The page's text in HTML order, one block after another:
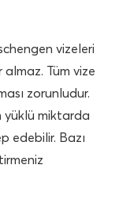
vizeleri
Tüm vize
zorunludur.
yüklü miktarda
edebilir. Bazı